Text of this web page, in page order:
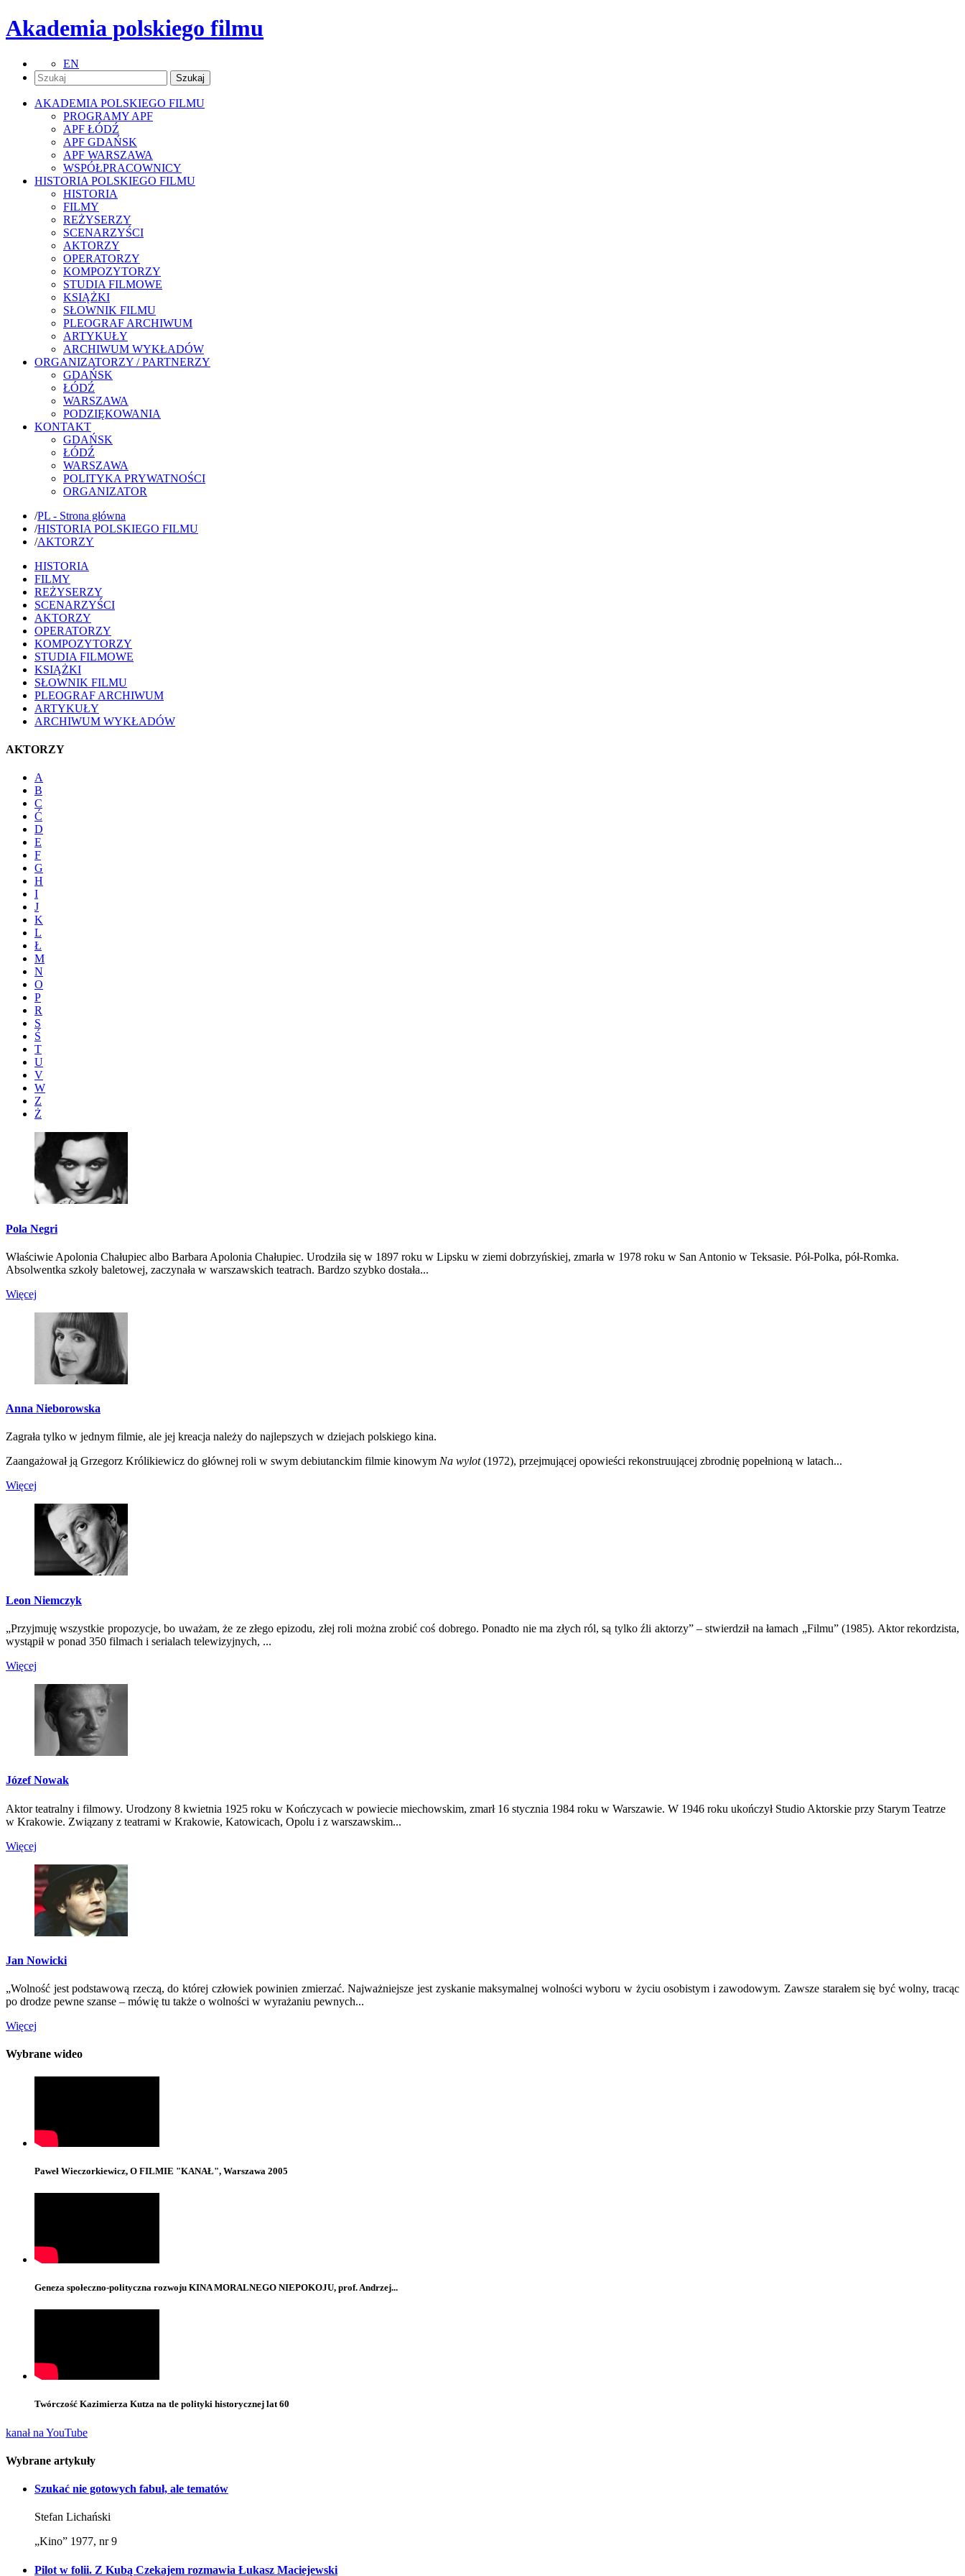
Akademia polskiego filmu
EN
AKADEMIA POLSKIEGO FILMU
PROGRAMY APF
APF ŁÓDŹ
APF GDAŃSK
APF WARSZAWA
WSPÓŁPRACOWNICY
HISTORIA POLSKIEGO FILMU
HISTORIA
FILMY
REŻYSERZY
SCENARZYŚCI
AKTORZY
OPERATORZY
KOMPOZYTORZY
STUDIA FILMOWE
KSIĄŻKI
SŁOWNIK FILMU
PLEOGRAF ARCHIWUM
ARTYKUŁY
ARCHIWUM WYKŁADÓW
ORGANIZATORZY / PARTNERZY
GDAŃSK
ŁÓDŹ
WARSZAWA
PODZIĘKOWANIA
KONTAKT
GDAŃSK
ŁÓDŹ
WARSZAWA
POLITYKA PRYWATNOŚCI
ORGANIZATOR
/PL - Strona główna
/HISTORIA POLSKIEGO FILMU
/AKTORZY
HISTORIA
FILMY
REŻYSERZY
SCENARZYŚCI
AKTORZY
OPERATORZY
KOMPOZYTORZY
STUDIA FILMOWE
KSIĄŻKI
SŁOWNIK FILMU
PLEOGRAF ARCHIWUM
ARTYKUŁY
ARCHIWUM WYKŁADÓW
AKTORZY
A
B
C
Ć
D
E
F
G
H
I
J
K
L
Ł
M
N
O
P
R
S
Ś
T
U
V
W
Z
Ż
Pola Negri
Właściwie Apolonia Chałupiec albo Barbara Apolonia Chałupiec. Urodziła się w 1897 roku w Lipsku w ziemi dobrzyńskiej, zmarła w 1978 roku w San Antonio w Teksasie. Pół-Polka, pół-Romka.
Absolwentka szkoły baletowej, zaczynała w warszawskich teatrach. Bardzo szybko dostała...
Więcej
Anna Nieborowska
Zagrała tylko w jednym filmie, ale jej kreacja należy do najlepszych w dziejach polskiego kina.
Zaangażował ją Grzegorz Królikiewicz do głównej roli w swym debiutanckim filmie kinowym Na wylot(1972), przejmującej opowieści rekonstruującej zbrodnię popełnioną w latach...
Więcej
Leon Niemczyk
„Przyjmuję wszystkie propozycje, bo uważam, że ze złego epizodu, złej roli można zrobić coś dobrego. Ponadto nie ma złych ról, są tylko źli aktorzy” – stwierdził na łamach „Filmu” (1985). Aktor rekordzista,
wystąpił w ponad 350 filmach i serialach telewizyjnych, ...
Więcej
Józef Nowak
Aktor teatralny i filmowy. Urodzony 8 kwietnia 1925 roku w Kończycach w powiecie miechowskim, zmarł 16 stycznia 1984 roku w Warszawie. W 1946 roku ukończył Studio Aktorskie przy Starym Teatrze
w Krakowie. Związany z teatrami w Krakowie, Katowicach, Opolu i z warszawskim...
Więcej
Jan Nowicki
„Wolność jest podstawową rzeczą, do której człowiek powinien zmierzać. Najważniejsze jest zyskanie maksymalnej wolności wyboru w życiu osobistym i zawodowym. Zawsze starałem się być wolny, tracąc
po drodze pewne szanse – mówię tu także o wolności w wyrażaniu pewnych...
Więcej
Wybrane wideo
Paweł Wieczorkiewicz, O FILMIE "KANAŁ", Warszawa 2005
Geneza społeczno-polityczna rozwoju KINA MORALNEGO NIEPOKOJU, prof. Andrzej...
Twórczość Kazimierza Kutza na tle polityki historycznej lat 60
kanał na YouTube
Wybrane artykuły
Szukać nie gotowych fabuł, ale tematów
Stefan Lichański
„Kino” 1977, nr 9
Pilot w folii. Z Kubą Czekajem rozmawia Łukasz Maciejewski